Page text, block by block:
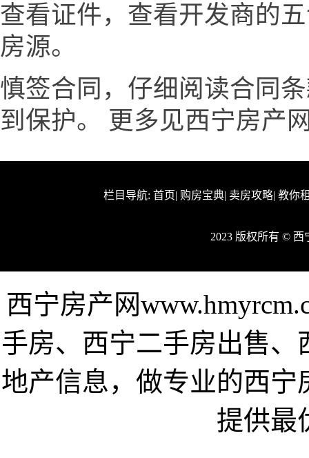
查看证件，查看开发商的
房源。
慎签合同，仔细阅读合同
到保护。 更多见西宁房产
栏目导航: 首页| 购房宝典| 卖房攻略| 教你
2023 版权所有 ©
西宁房产网
手房、西宁二手房出售
地产信息，做专业的西
提供最